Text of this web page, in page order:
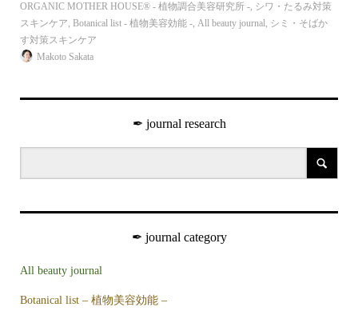
ORGANIC MOTHER HOUSE®︎ - 植物調合美容研究所 -, シワ・たるみ対策
スキンケア, Botanical list - 植物美容効能 -, All beauty journal, シミ・そばか
す対策スキンケア
Makoto Sakata
✒︎ journal research
✒︎ journal category
All beauty journal
Botanical list – 植物美容効能 –